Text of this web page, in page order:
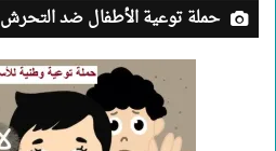
حملة توعية الأطفال ضد التحرش